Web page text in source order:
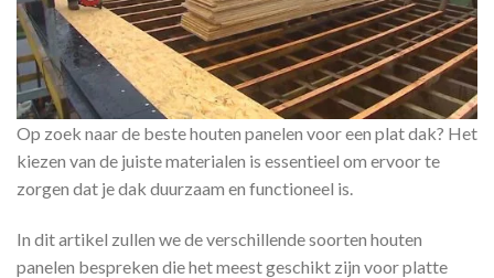
Op zoek naar de beste houten panelen voor een plat dak? Het
kiezen van de juiste materialen is essentieel om ervoor te
zorgen dat je dak duurzaam en functioneel is.
In dit artikel zullen we de verschillende soorten houten
panelen bespreken die het meest geschikt zijn voor platte